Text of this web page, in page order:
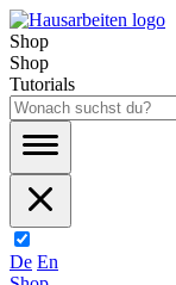
Shop
Shop
Tutorials
De En